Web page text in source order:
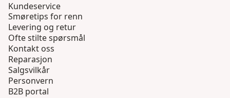
Kundeservice
Smøretips for renn
Levering og retur
Ofte stilte spørsmål
Kontakt oss
Reparasjon
Salgsvilkår
Personvern
B2B portal